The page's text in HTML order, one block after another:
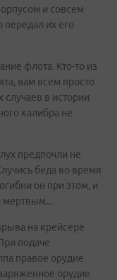
и совсем
их его
флота. Кто-то из
вам всем просто
случаев в истории
калибра не
предпочли не
беда во время
он при этом, и
мертвым...
на крейсере
подаче
правое орудие
орудие